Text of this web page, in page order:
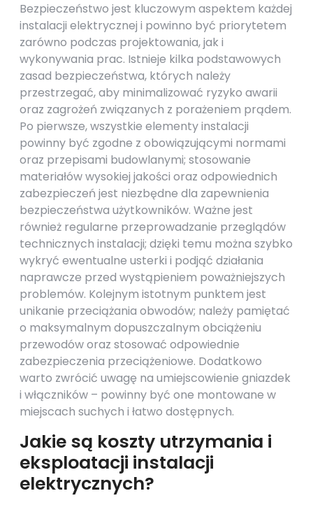
Bezpieczeństwo jest kluczowym aspektem każdej
instalacji elektrycznej i powinno być priorytetem
zarówno podczas projektowania, jak i
wykonywania prac. Istnieje kilka podstawowych
zasad bezpieczeństwa, których należy
przestrzegać, aby minimalizować ryzyko awarii
oraz zagrożeń związanych z porażeniem prądem.
Po pierwsze, wszystkie elementy instalacji
powinny być zgodne z obowiązującymi normami
oraz przepisami budowlanymi; stosowanie
materiałów wysokiej jakości oraz odpowiednich
zabezpieczeń jest niezbędne dla zapewnienia
bezpieczeństwa użytkowników. Ważne jest
również regularne przeprowadzanie przeglądów
technicznych instalacji; dzięki temu można szybko
wykryć ewentualne usterki i podjąć działania
naprawcze przed wystąpieniem poważniejszych
problemów. Kolejnym istotnym punktem jest
unikanie przeciążania obwodów; należy pamiętać
o maksymalnym dopuszczalnym obciążeniu
przewodów oraz stosować odpowiednie
zabezpieczenia przeciążeniowe. Dodatkowo
warto zwrócić uwagę na umiejscowienie gniazdek
i włączników – powinny być one montowane w
miejscach suchych i łatwo dostępnych.
Jakie są koszty utrzymania i
eksploatacji instalacji
elektrycznych?